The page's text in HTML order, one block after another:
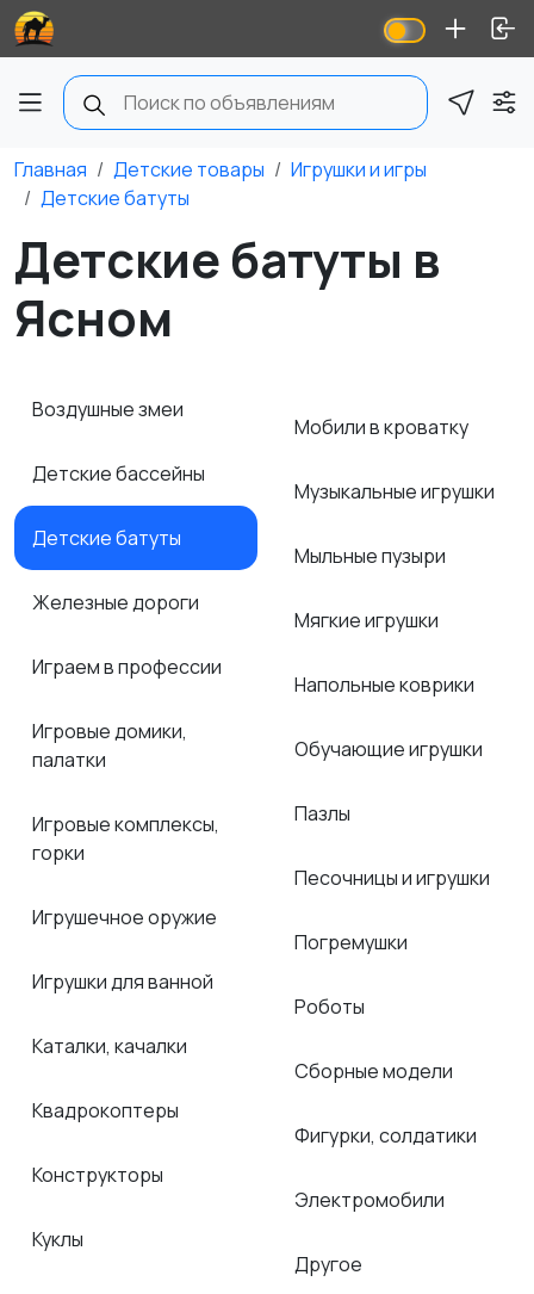
Главная Детские товары
Игрушки и игры
Детские батуты
Детские батуты в
Ясном
Воздушные змеи
Детские бассейны
Детские батуты
Железные дороги
Играем в профессии
Игровые домики,
палатки
Игровые комплексы,
горки
Игрушечное оружие
Игрушки для ванной
Каталки, качалки
Квадрокоптеры
Конструкторы
Куклы
Мобили в кроватку
Музыкальные игрушки
Мыльные пузыри
Мягкие игрушки
Напольные коврики
Обучающие игрушки
Пазлы
Песочницы и игрушки
Погремушки
Роботы
Сборные модели
Фигурки, солдатики
Электромобили
Другое